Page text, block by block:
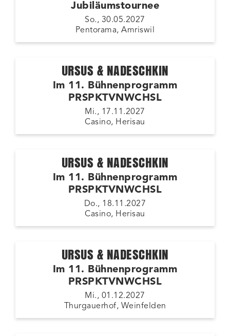
Jubiläumstournee
So., 30.05.2027
Pentorama, Amriswil
URSUS & NADESCHKIN
Im 11. Bühnenprogramm
PRSPKTVNWCHSL
Mi., 17.11.2027
Casino, Herisau
URSUS & NADESCHKIN
Im 11. Bühnenprogramm
PRSPKTVNWCHSL
Do., 18.11.2027
Casino, Herisau
URSUS & NADESCHKIN
Im 11. Bühnenprogramm
PRSPKTVNWCHSL
Mi., 01.12.2027
Thurgauerhof, Weinfelden